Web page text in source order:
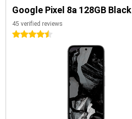
Google Pixel 8a 128GB Black
45 verified reviews
4.5 stars